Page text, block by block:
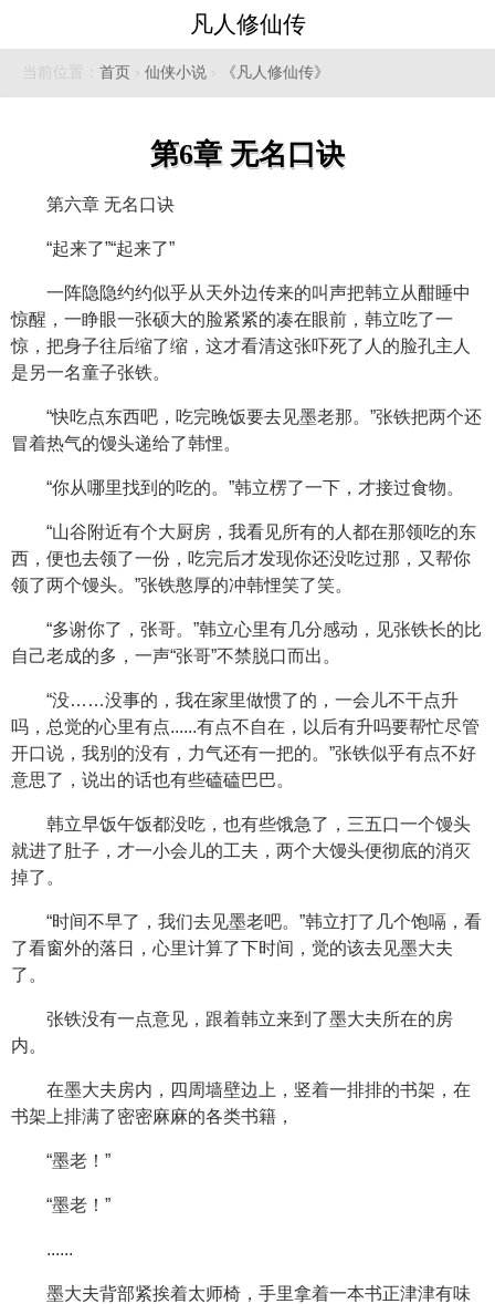
凡人修仙传
当前位置： 首页 › 仙侠小说 › 《凡人修仙传》
第6章 无名口诀
第六章 无名口诀
“起来了”“起来了”
一阵隐隐约约似乎从天外边传来的叫声把韩立从酣睡中
惊醒，一睁眼一张硕大的脸紧紧的凑在眼前，韩立吃了一
惊，把身子往后缩了缩，这才看清这张吓死了人的脸孔主人
是另一名童子张铁。
“快吃点东西吧，吃完晚饭要去见墨老那。”张铁把两个还
冒着热气的馒头递给了韩悝。
“你从哪里找到的吃的。”韩立楞了一下，才接过食物。
“山谷附近有个大厨房，我看见所有的人都在那领吃的东
西，便也去领了一份，吃完后才发现你还没吃过那，又帮你
领了两个馒头。”张铁憨厚的冲韩悝笑了笑。
“多谢你了，张哥。”韩立心里有几分感动，见张铁长的比
自己老成的多，一声“张哥”不禁脱口而出。
“没……没事的，我在家里做惯了的，一会儿不干点升
吗，总觉的心里有点......有点不自在，以后有升吗要帮忙尽管
开口说，我别的没有，力气还有一把的。”张铁似乎有点不好
意思了，说出的话也有些磕磕巴巴。
韩立早饭午饭都没吃，也有些饿急了，三五口一个馒头
就进了肚子，才一小会儿的工夫，两个大馒头便彻底的消灭
掉了。
“时间不早了，我们去见墨老吧。”韩立打了几个饱嗝，看
了看窗外的落日，心里计算了下时间，觉的该去见墨大夫
了。
张铁没有一点意见，跟着韩立来到了墨大夫所在的房
内。
在墨大夫房内，四周墙壁边上，竖着一排排的书架，在
书架上排满了密密麻麻的各类书籍，
“墨老！”
“墨老！”
......
墨大夫背部紧挨着太师椅，手里拿着一本书正津津有味